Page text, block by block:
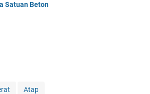
Satuan Beton
Atap